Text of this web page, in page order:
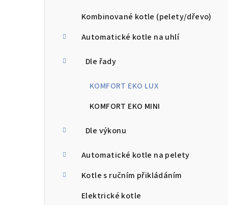
Kombinované kotle (pelety/dřevo)
Automatické kotle na uhlí
Dle řady
KOMFORT EKO LUX
KOMFORT EKO MINI
Dle výkonu
Automatické kotle na pelety
Kotle s ručním přikládáním
Elektrické kotle